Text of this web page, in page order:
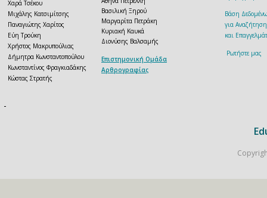
Χαρά Τσέκου
Μιχάλης Κατσιμίτσης
Παναγιώτης Χαρίτος
Εύη Τρούκη
Χρήστος Μακρυπούλιας
Δήμητρα Κωνσταντοπούλου
Κωνσταντίνος Φραγκιαδάκης
Κώστας Στρατής
Βασιλική Ξηρού
Μαργαρίτα Πετράκη
Κυριακή Καυκά
Διονύσης Βαλσαμής
Επιστημονική Ομάδα
Αρθρογραφίας
Βάση
για
και
Ρωτήστε μας